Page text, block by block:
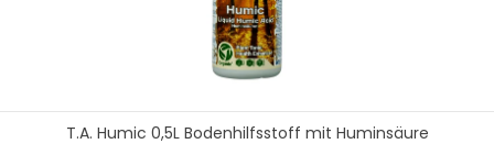
T.A. Humic 0,5L Bodenhilfsstoff mit Huminsäure